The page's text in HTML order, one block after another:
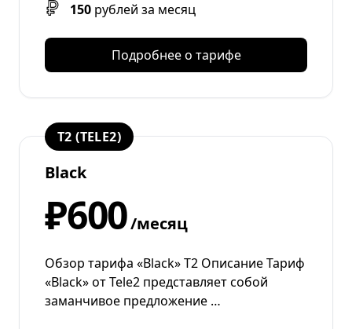
150 рублей за месяц
Подробнее о тарифе
T2 (TELE2)
Black
₽600/месяц
Обзор тарифа «Black» Т2 Описание Тариф
«Black» от Tele2 представляет собой
заманчивое предложение …